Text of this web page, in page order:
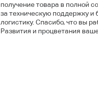
получение товара в полной
за техническую поддержку и
логистику. Спасибо, что вы
Развития и процветания